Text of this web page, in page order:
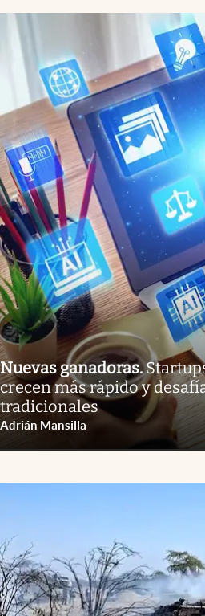
Nuevas ganadoras.
crecen más rápido y
tradicionales
Adrián Mansilla